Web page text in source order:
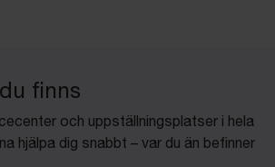
finns
och uppställningsplatser i hela
hjälpa dig snabbt – var du än befinner